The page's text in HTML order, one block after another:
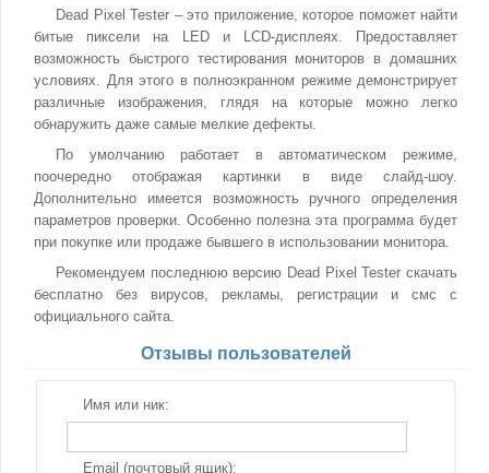
Dead Pixel Tester – это приложение, которое поможет найти
битые пиксели на LED и LCD-дисплеях. Предоставляет
возможность быстрого тестирования мониторов в домашних
условиях. Для этого в полноэкранном режиме демонстрирует
различные изображения, глядя на которые можно легко
обнаружить даже самые мелкие дефекты.
По умолчанию работает в автоматическом режиме,
поочередно отображая картинки в виде слайд-шоу.
Дополнительно имеется возможность ручного определения
параметров проверки. Особенно полезна эта программа будет
при покупке или продаже бывшего в использовании монитора.
Рекомендуем последнюю версию Dead Pixel Tester скачать
бесплатно без вирусов, рекламы, регистрации и смс с
официального сайта.
Отзывы пользователей
Имя или ник:
Email (почтовый ящик):